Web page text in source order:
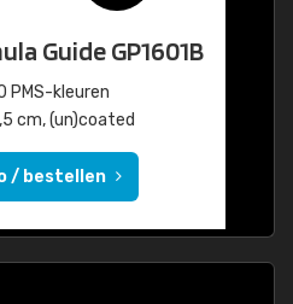
Guide GP1601B
PMS-kleuren
cm, (un)coated
/ bestellen